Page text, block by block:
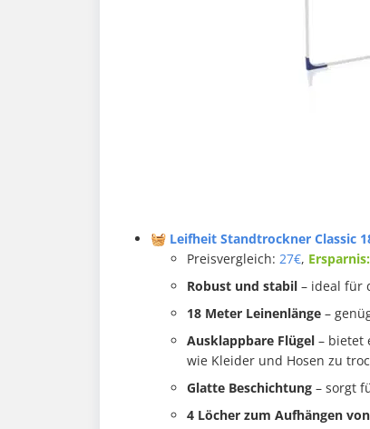
🧺 Leifheit Standtrockner Classic
Preisvergleich: 27€,
Robust und stabil – ideal für
18 Meter Leinenlänge –
Ausklappbare Flügel – bietet
wie Kleider und Hosen zu
Glatte Beschichtung – sorgt
4 Löcher zum Aufhängen